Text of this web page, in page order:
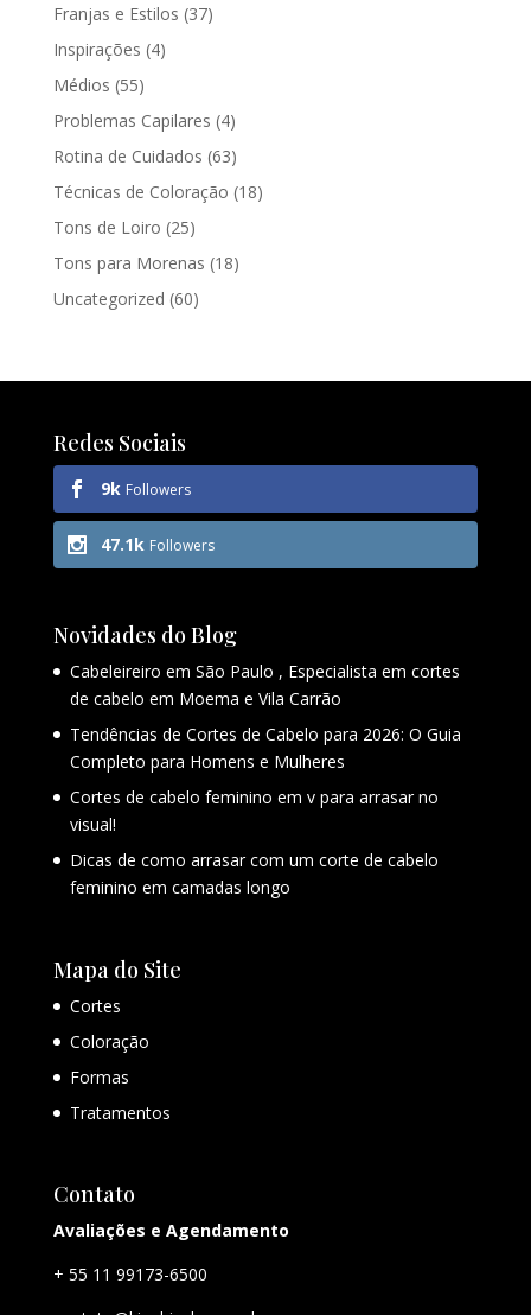
Franjas e Estilos (37)
Inspirações (4)
Médios (55)
Problemas Capilares (4)
Rotina de Cuidados (63)
Técnicas de Coloração (18)
Tons de Loiro (25)
Tons para Morenas (18)
Uncategorized (60)
Redes Sociais
9k Followers
47.1k Followers
Novidades do Blog
Cabeleireiro em São Paulo , Especialista em cortes
de cabelo em Moema e Vila Carrão
Tendências de Cortes de Cabelo para 2026: O Guia
Completo para Homens e Mulheres
Cortes de cabelo feminino em v para arrasar no
visual!
Dicas de como arrasar com um corte de cabelo
feminino em camadas longo
Mapa do Site
Cortes
Coloração
Formas
Tratamentos
Contato
Avaliações e Agendamento
+ 55 11 99173-6500